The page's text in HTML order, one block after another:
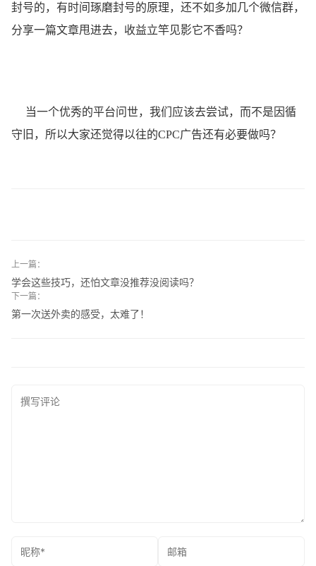
封号的，有时间琢磨封号的原理，还不如多加几个微信群，
分享一篇文章甩进去，收益立竿见影它不香吗？
当一个优秀的平台问世，我们应该去尝试，而不是因循
守旧，所以大家还觉得以往的CPC广告还有必要做吗？
上一篇：
学会这些技巧，还怕文章没推荐没阅读吗？
下一篇：
第一次送外卖的感受，太难了！